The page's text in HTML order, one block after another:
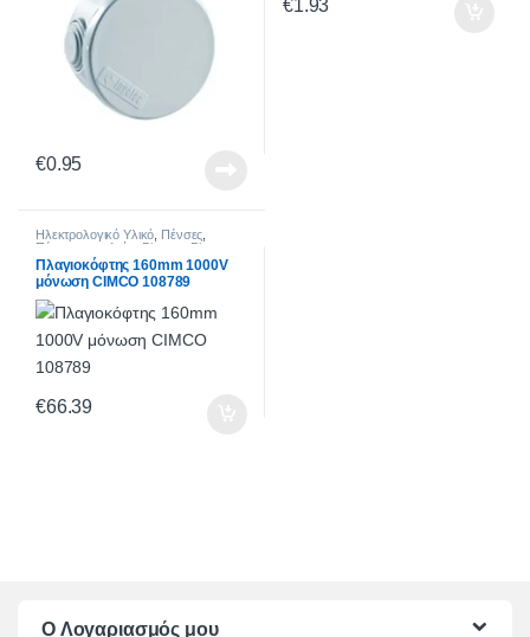
€0.95
€1.93
Ηλεκτρολογικό Υλικό Πένσες
Πένσες ασφαλείας Diamant Plus
κόκκινο,ΕΡΓΑΛΕΙΑ
Πλαγιοκόφτης 160mm 1000V
μόνωση CIMCO 108789
€66.39
O Λογαριασμός μου